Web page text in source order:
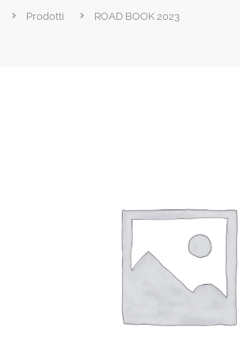
Prodotti ROAD BOOK 2023